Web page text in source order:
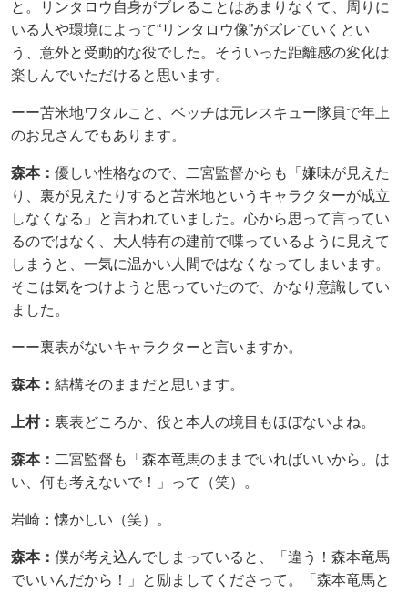
と。リンタロウ自身がブレることはあまりなくて、周りに
いる人や環境によって“リンタロウ像”がズレていくとい
う、意外と受動的な役でした。そういった距離感の変化は
楽しんでいただけると思います。
ーー苫米地ワタルこと、ベッチは元レスキュー隊員で年上
のお兄さんでもあります。
森本： 優しい性格なので、二宮監督からも「嫌味が見えた
り、裏が見えたりすると苫米地というキャラクターが成立
しなくなる」と言われていました。心から思って言ってい
るのではなく、大人特有の建前で喋っているように見えて
しまうと、一気に温かい人間ではなくなってしまいます。
そこは気をつけようと思っていたので、かなり意識してい
ました。
ーー裏表がないキャラクターと言いますか。
森本： 結構そのままだと思います。
上村： 裏表どころか、役と本人の境目もほぼないよね。
森本： 二宮監督も「森本竜馬のままでいればいいから。は
い、何も考えないで！」って（笑）。
岩崎：懐かしい（笑）。
森本： 僕が考え込んでしまっていると、「違う！森本竜馬
でいいんだから！」と励ましてくださって。「森本竜馬と